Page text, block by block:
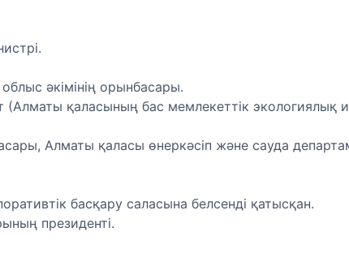
әкімінің орынбасары.
қаласының бас мемлекеттік экологиялық
Алматы қаласы өнеркәсіп және сауда
басқару саласына белсенді қатысқан.
президенті.